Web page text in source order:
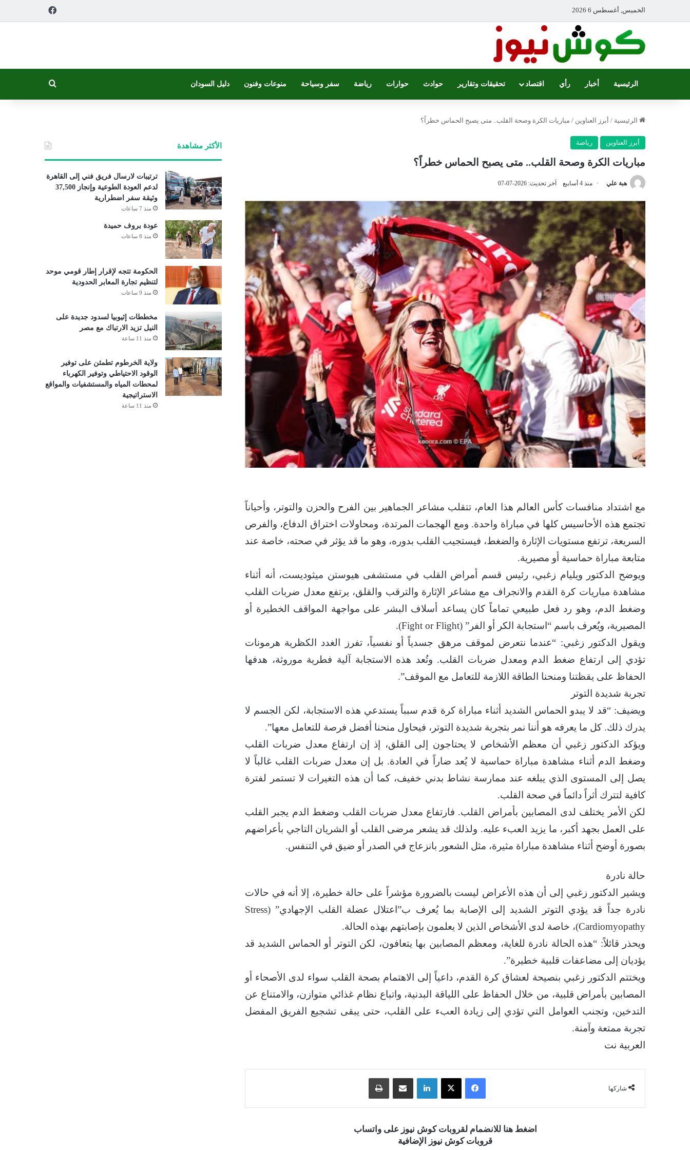
الخميس, أغسطس 6 2026
الرئيسية أخبار رأي اقتصاد تحقيقات وتقارير حوادث حوارات رياضة سفر وسياحة منوعات وفنون دليل السودان
الرئيسية / أبرز العناوين / مباريات الكرة وصحة القلب.. متى يصبح الحماس خطراً؟
أبرز العناوين رياضة
مباريات الكرة وصحة القلب.. متى يصبح الحماس خطراً؟
هبة علي منذ 4 أسابيع آخر تحديث: 2026-07-07
مع اشتداد منافسات كأس العالم هذا العام، تتقلب مشاعر الجماهير بين الفرح والحزن والتوتر، وأحياناً
تجتمع هذه الأحاسيس كلها في مباراة واحدة. ومع الهجمات المرتدة، ومحاولات اختراق الدفاع، والفرص
السريعة، ترتفع مستويات الإثارة والضغط، فيستجيب القلب بدوره، وهو ما قد يؤثر في صحته، خاصة عند
متابعة مباراة حماسية أو مصيرية.
ويوضح الدكتور ويليام زغبي، رئيس قسم أمراض القلب في مستشفى هيوستن ميثوديست، أنه أثناء
مشاهدة مباريات كرة القدم والانجراف مع مشاعر الإثارة والترقب والقلق، يرتفع معدل ضربات القلب
وضغط الدم، وهو رد فعل طبيعي تماماً كان يساعد أسلاف البشر على مواجهة المواقف الخطيرة أو
المصيرية، ويُعرف باسم “استجابة الكر أو الفر” (Fight or Flight).
ويقول الدكتور زغبي: “عندما نتعرض لموقف مرهق جسدياً أو نفسياً، تفرز الغدد الكظرية هرمونات
تؤدي إلى ارتفاع ضغط الدم ومعدل ضربات القلب. وتُعد هذه الاستجابة آلية فطرية موروثة، هدفها
الحفاظ على يقظتنا ومنحنا الطاقة اللازمة للتعامل مع الموقف”.
تجربة شديدة التوتر
ويضيف: “قد لا يبدو الحماس الشديد أثناء مباراة كرة قدم سبباً يستدعي هذه الاستجابة، لكن الجسم لا
يدرك ذلك. كل ما يعرفه هو أننا نمر بتجربة شديدة التوتر، فيحاول منحنا أفضل فرصة للتعامل معها”.
ويؤكد الدكتور زغبي أن معظم الأشخاص لا يحتاجون إلى القلق، إذ إن ارتفاع معدل ضربات القلب
وضغط الدم أثناء مشاهدة مباراة حماسية لا يُعد ضاراً في العادة. بل إن معدل ضربات القلب غالباً لا
يصل إلى المستوى الذي يبلغه عند ممارسة نشاط بدني خفيف، كما أن هذه التغيرات لا تستمر لفترة
كافية لتترك أثراً دائماً في صحة القلب.
لكن الأمر يختلف لدى المصابين بأمراض القلب. فارتفاع معدل ضربات القلب وضغط الدم يجبر القلب
على العمل بجهد أكبر، ما يزيد العبء عليه. ولذلك قد يشعر مرضى القلب أو الشريان التاجي بأعراضهم
بصورة أوضح أثناء مشاهدة مباراة مثيرة، مثل الشعور بانزعاج في الصدر أو ضيق في التنفس.
حالة نادرة
ويشير الدكتور زغبي إلى أن هذه الأعراض ليست بالضرورة مؤشراً على حالة خطيرة، إلا أنه في حالات
نادرة جداً قد يؤدي التوتر الشديد إلى الإصابة بما يُعرف ب”اعتلال عضلة القلب الإجهادي” (Stress
Cardiomyopathy)، خاصة لدى الأشخاص الذين لا يعلمون بإصابتهم بهذه الحالة.
ويحذر قائلاً: “هذه الحالة نادرة للغاية، ومعظم المصابين بها يتعافون، لكن التوتر أو الحماس الشديد قد
يؤديان إلى مضاعفات قلبية خطيرة”.
ويختتم الدكتور زغبي بنصيحة لعشاق كرة القدم، داعياً إلى الاهتمام بصحة القلب سواء لدى الأصحاء أو
المصابين بأمراض قلبية، من خلال الحفاظ على اللياقة البدنية، واتباع نظام غذائي متوازن، والامتناع عن
التدخين، وتجنب العوامل التي تؤدي إلى زيادة العبء على القلب، حتى يبقى تشجيع الفريق المفضل
تجربة ممتعة وآمنة.
العربية نت
شاركها
فيسبوك ‫X لينكدإن مشاركة عبر البريد
اضغط هنا للانضمام لقروبات كوش نيوز على واتساب
قروبات كوش نيوز الإضافية
الأكثر مشاهدة
ترتيبات لارسال فريق فني إلى القاهرة
لدعم العودة الطوعية وإنجاز 37,500
وثيقة سفر اضطرارية
منذ 7 ساعات
عودة بروف حميدة
منذ 8 ساعات
الحكومة تتجه لإقرار إطار قومي موحد
لتنظيم تجارة المعابر الحدودية
منذ 9 ساعات
مخططات إثيوبيا لسدود جديدة على
النيل تزيد الارتباك مع مصر
منذ 11 ساعة
ولاية الخرطوم تطمئن على توفير
الوقود الاحتياطي وتوفير الكهرباء
لمحطات المياه والمستشفيات والمواقع
الاستراتيجية
منذ 11 ساعة